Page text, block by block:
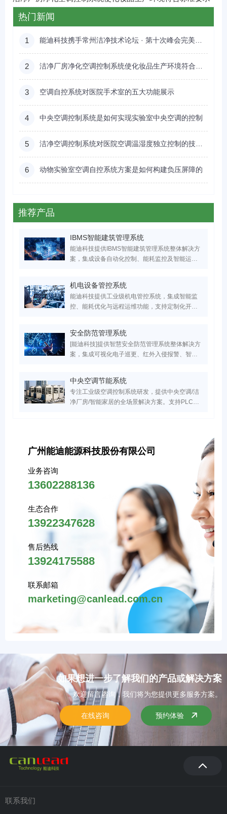
热门新闻
1 能迪科技携手常州洁净技术论坛 · 第十次峰会完美落幕 ——“数字低碳智能应用场景解析”专场沙龙
2 洁净厂房净化空调控制系统使化妆品生产环境符合标准要求
3 空调自控系统对医院手术室的五大功能展示
4 中央空调控制系统是如何实现实验室中央空调的控制
5 洁净空调控制系统对医院空调温湿度独立控制的技术优势
6 动物实验室空调自控系统方案是如何构建负压屏障的
推荐产品
IBMS智能建筑管理系统
能迪科技提供IBMS智能建筑管理系统整体解决方
案，集成设备自动化控制、能耗监控及智能运维
家高新技术企业，支持IBMS平台定制开发，点击
获取专属智慧建筑升级方案！
机电设备管控系统
能迪科技提供工业级机电管控系统，集成智能监
控、能耗优化与远程运维功能，支持定制化开
决方案与成功案例！
安全防范管理系统
[能迪科技]提供智慧安全防范管理系统整体解决方
案，集成可视化电子巡更、红外入侵报警、智能
领域客户，实现安全隐患响应效率提升70%，点
击获取行业专属安防系统设计方案！
中央空调节能系统
专注工业级空调控制系统研发，提供中央空调/洁
净厂房/智能家居的全场景解决方案。支持PLC自
广州能迪能源科技股份有限公司
业务咨询
13602288136
生态合作
13922347628
售后热线
13924175588
联系邮箱
marketing@canlead.com.cn
如果想进一步了解我们的产品或解决方案
欢迎留言咨询，我们将为您提供更多服务方案。
在线咨询 预约体验
联系我们